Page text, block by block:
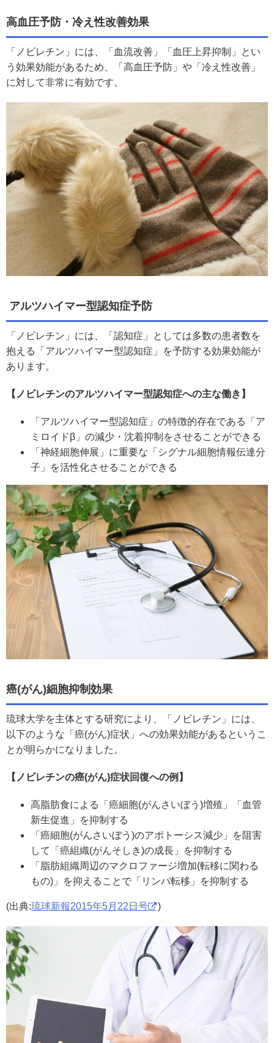
高血圧予防・冷え性改善効果
「ノビレチン」には、「血流改善」「血圧上昇抑制」とい
う効果効能があるため、「高血圧予防」や「冷え性改善」
に対して非常に有効です。
アルツハイマー型認知症予防
「ノビレチン」には、「認知症」としては多数の患者数を
抱える「アルツハイマー型認知症」を予防する効果効能が
あります。
【ノビレチンのアルツハイマー型認知症への主な働き】
「アルツハイマー型認知症」の特徴的存在である「ア
ミロイドβ」の減少・沈着抑制をさせることができる
「神経細胞伸展」に重要な「シグナル細胞情報伝達分
子」を活性化させることができる
癌(がん)細胞抑制効果
琉球大学を主体とする研究により、「ノビレチン」には、
以下のような「癌(がん)症状」への効果効能があるというこ
とが明らかになりました。
【ノビレチンの癌(がん)症状回復への例】
高脂肪食による「癌細胞(がんさいぼう)増殖」「血管
新生促進」を抑制する
「癌細胞(がんさいぼう)のアポトーシス減少」を阻害
して「癌組織(がんそしき)の成長」を抑制する
「脂肪組織周辺のマクロファージ増加(転移に関わる
もの)」を抑えることで「リンパ転移」を抑制する
(出典:琉球新報2015年5月22日号 )